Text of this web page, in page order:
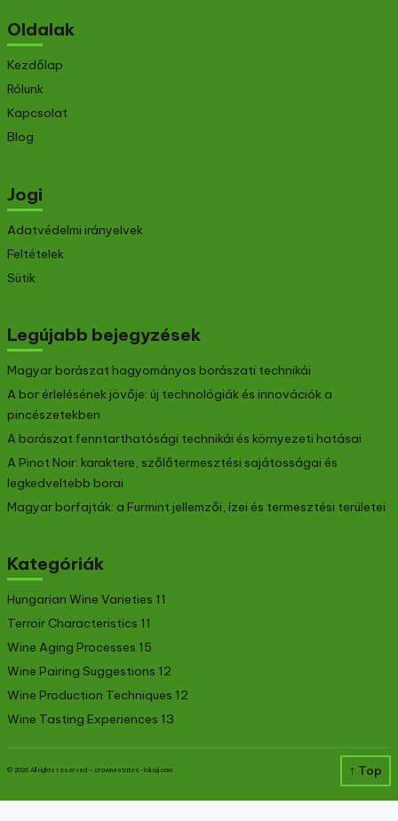
Oldalak
Kezdőlap
Rólunk
Kapcsolat
Blog
Jogi
Adatvédelmi irányelvek
Feltételek
Sütik
Legújabb bejegyzések
Magyar borászat hagyományos borászati technikái
A bor érlelésének jövője: új technológiák és innovációk a
pincészetekben
A borászat fenntarthatósági technikái és környezeti hatásai
A Pinot Noir: karaktere, szőlőtermesztési sajátosságai és
legkedveltebb borai
Magyar borfajták: a Furmint jellemzői, ízei és termesztési területei
Kategóriák
Hungarian Wine Varieties 11
Terroir Characteristics 11
Wine Aging Processes 15
Wine Pairing Suggestions 12
Wine Production Techniques 12
Wine Tasting Experiences 13
© 2026 All rights reserved – crownestates-tokaji.com ↑ Top